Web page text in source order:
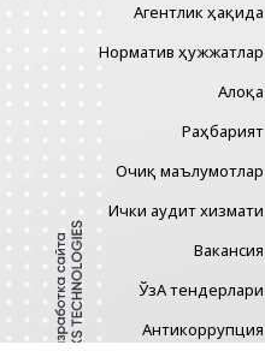
Агентлик ҳақида
Норматив ҳужжатлар
Алоқа
Раҳбарият
Очиқ маълумотлар
Ички аудит хизмати
Вакансия
ЎзА тендерлари
Антикоррупция